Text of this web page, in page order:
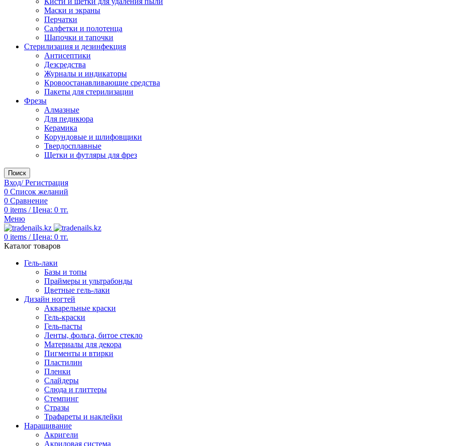
Маски и экраны
Перчатки
Салфетки и полотенца
Шапочки и тапочки
Стерилизация и дезинфекция
Антисептики
Дезсредства
Журналы и индикаторы
Кровоостанавливающие средства
Пакеты для стерилизации
Фрезы
Алмазные
Для педикюра
Керамика
Корундовые и шлифовщики
Твердосплавные
Щетки и футляры для фрез
Поиск
Вход/ Регистрация
0 Список желаний
0 Сравнение
0 items / Цена: 0 тг.
Меню
0 items / Цена: 0 тг.
Каталог товаров
Гель-лаки
Базы и топы
Праймеры и ультрабонды
Цветные гель-лаки
Дизайн ногтей
Акварельные краски
Гель-краски
Гель-пасты
Ленты, фольга, битое стекло
Материалы для декора
Пигменты и втирки
Пластилин
Пленки
Слайдеры
Слюда и глиттеры
Стемпинг
Стразы
Трафареты и наклейки
Наращивание
Акригели
Акриловая система